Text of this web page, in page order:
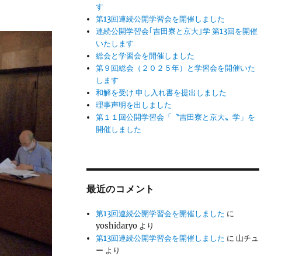
す
第13回連続公開学習会を開催しました
連続公開学習会｢吉田寮と京大｣学 第13回を開催
いたします
総会と学習会を開催しました
第９回総会（２０２５年）と学習会を開催いた
します
和解を受け 申し入れ書を提出しました
理事声明を出しました
第１１回公開学習会「〝吉田寮と京大〟学」を
開催しました
最近のコメント
第13回連続公開学習会を開催しました に
yoshidaryo より
第13回連続公開学習会を開催しました に 山チュ
ー より